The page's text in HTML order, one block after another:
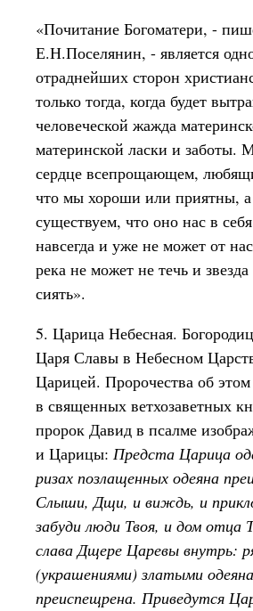
«Почитание Богоматери, -
Е.Н.Поселянин, - является
отраднейших сторон
только тогда, когда будет
человеческой жажда
материнской ласки и заботы.
сердце всепрощающем,
что мы хороши или приятны,
существуем, что оно нас в
навсегда и уже не может от
река не может не течь и
сиять».
5. Царица Небесная.
Царя Славы в Небесном
Царицей. Пророчества об
в священных ветхозаветных
пророк Давид в псалме
и Царицы: Предста Царица
ризах позлащенных одеяна
Слыши, Дщи, и виждь, и
забуди люди Твоя, и дом отца
слава Дщере Царевы внутрь:
(украшениями) златыми
преиспещрена. Приведутся